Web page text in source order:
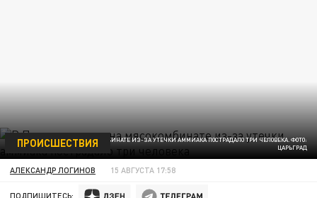
В ПЕРМСКОМ КРАЕ НА МЯСОКОМБИНАТЕ ИЗ-ЗА УТЕЧКИ АММИАКА ПОСТРАДАЛО ТРИ ЧЕЛОВЕКА. ФОТО:
ЦАРЬГРАД
ПРОИСШЕСТВИЯ
АЛЕКСАНДР ЛОГИНОВ 15 АВГУСТА 17:58
ПОДПИШИТЕСЬ: